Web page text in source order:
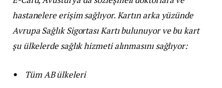
hastanelere erişim sağlıyor. Kartın arka yüzünde
Avrupa Sağlık Sigortası Kartı bulunuyor ve bu kart
şu ülkelerde sağlık hizmeti alınmasını sağlıyor:
Tüm AB ülkeleri